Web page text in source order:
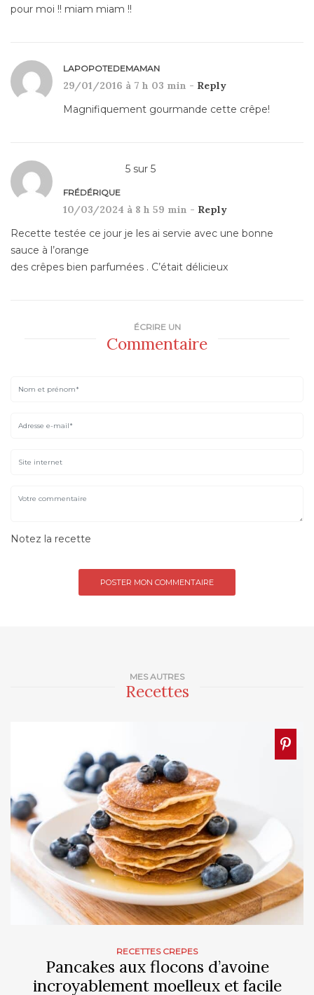
MES AUTRES
Recettes
RECETTES CREPES
Pancakes aux flocons d’avoine
incroyablement moelleux et facile
pour moi !! miam miam !!
LAPOPOTEDEMAMAN
29/01/2016 à 7 h 03 min - Reply
Magnifiquement gourmande cette crêpe!
5 sur 5
FRÉDÉRIQUE
10/03/2024 à 8 h 59 min - Reply
Recette testée ce jour je les ai servie avec une bonne
sauce à l’orange
des crêpes bien parfumées . C’était délicieux
ÉCRIRE UN
Commentaire
Notez la recette